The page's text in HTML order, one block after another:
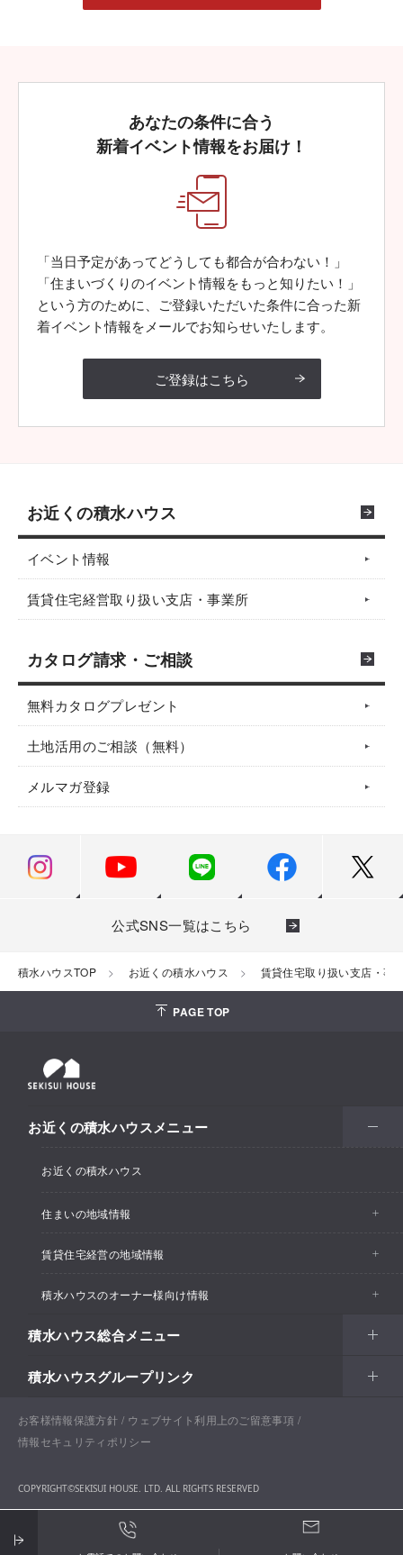
あなたの条件に合う
新着イベント情報をお届け！
「当日予定があってどうしても都合が合わない！」
「住まいづくりのイベント情報をもっと知りたい！」
という方のために、ご登録いただいた条件に合った新
着イベント情報をメールでお知らせいたします。
ご登録はこちら
お近くの積水ハウス
イベント情報
賃貸住宅経営取り扱い支店・事業所
カタログ請求・ご相談
無料カタログプレゼント
土地活用のご相談（無料）
メルマガ登録
公式SNS一覧はこちら
積水ハウスTOP お近くの積水ハウス 賃貸住宅取り扱い支店・事
PAGE TOP
お近くの積水ハウスメニュー
お近くの積水ハウス
住まいの地域情報
イベント情報
住宅展示場・ショールーム情報
分譲住宅・土地
戸建住宅
賃貸住宅経営の地域情報
イベント情報
支店・事業所情報
賃貸住宅経営（シャーメゾン）
土地活用
積水ハウスのオーナー様向け情報
カスタマーズセンター
リフォーム
Netオーナーズクラブ
積水ハウス総合メニュー
住まい
戸建住宅
分譲マンション（グランドメゾン）
土地活用
開発事業の強み
積水ハウスグループリンク
積水ハウス ノイエ株式会社
積水ハウスリフォーム（オーナー様向けリフォーム）
お客様情報保護方針
ウェブサイト利用上のご留意事項
情報セキュリティポリシー
COPYRIGHT©SEKISUI HOUSE. LTD. ALL RIGHTS RESERVED